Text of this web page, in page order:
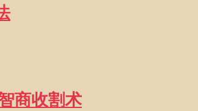
商收割术